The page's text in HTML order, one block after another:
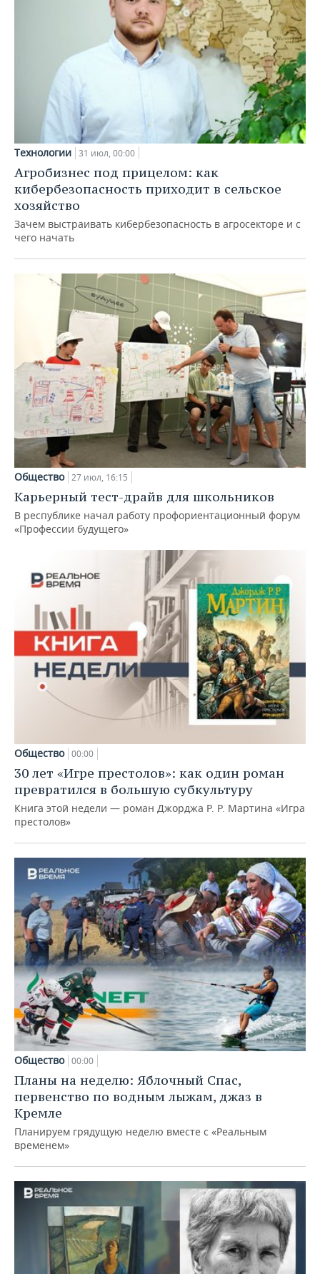
Технологии 31 июл, 00:00
Агробизнес под прицелом: как
кибербезопасность приходит в сельское
хозяйство
Зачем выстраивать кибербезопасность в агросекторе и с
чего начать
Общество 27 июл, 16:15
Карьерный тест-драйв для школьников
В республике начал работу профориентационный форум
«Профессии будущего»
Общество 00:00
30 лет «Игре престолов»: как один роман
превратился в большую субкультуру
Книга этой недели — роман Джорджа Р. Р. Мартина «Игра
престолов»
Общество 00:00
Планы на неделю: Яблочный Спас,
первенство по водным лыжам, джаз в
Кремле
Планируем грядущую неделю вместе с «Реальным
временем»